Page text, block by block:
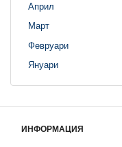
Април
Март
Февруари
Януари
ИНФОРМАЦИЯ